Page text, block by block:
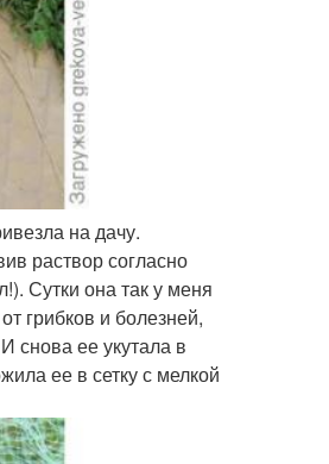
на дачу.
раствор согласно
Сутки она так у меня
грибков и болезней,
снова ее укутала в
ее в сетку с мелкой